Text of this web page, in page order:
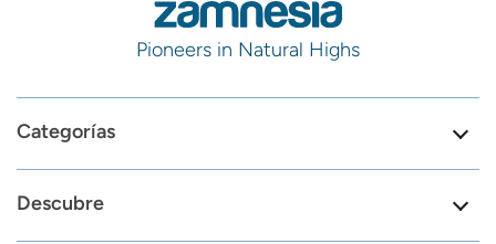
Pioneers in Natural Highs
Categorías
Descubre